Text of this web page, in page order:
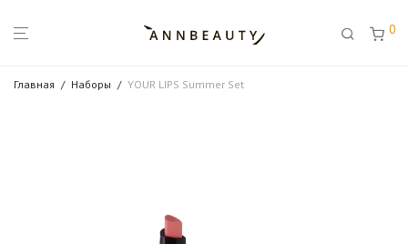
0
Главная / Наборы / YOUR LIPS Summer Set